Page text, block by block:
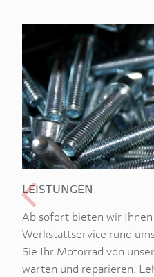
LEISTUNGEN
Ab sofort bieten wir
Werkstattservice rund
Sie Ihr Motorrad von
warten und reparieren.